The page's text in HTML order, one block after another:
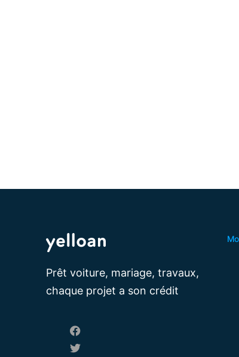
Prêt voiture, mariage, travaux,
chaque projet a son crédit